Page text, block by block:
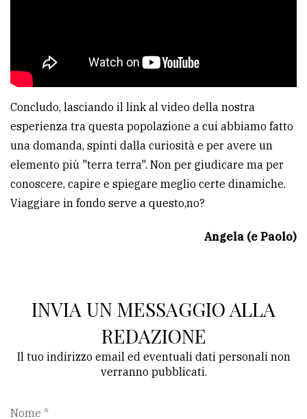
Concludo, lasciando il link al video della nostra
esperienza tra questa popolazione a cui abbiamo fatto
una domanda, spinti dalla curiosità e per avere un
elemento più "terra terra". Non per giudicare ma per
conoscere, capire e spiegare meglio certe dinamiche.
Viaggiare in fondo serve a questo,no?
Angela (e Paolo)
INVIA UN MESSAGGIO ALLA
REDAZIONE
Il tuo indirizzo email ed eventuali dati personali non
verranno pubblicati.
Nome *